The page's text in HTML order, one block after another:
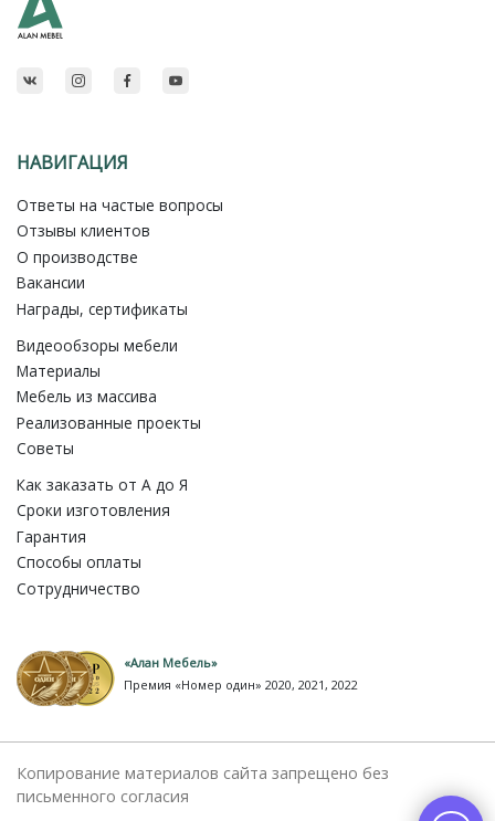
НАВИГАЦИЯ
Ответы на частые вопросы
Отзывы клиентов
О производстве
Вакансии
Награды, сертификаты
Видеообзоры мебели
Материалы
Мебель из массива
Реализованные проекты
Советы
Как заказать от A до Я
Сроки изготовления
Гарантия
Способы оплаты
Сотрудничество
«Алан Мебель»
Премия «Номер один» 2020, 2021, 2022
Копирование материалов сайта запрещено без
письменного согласия